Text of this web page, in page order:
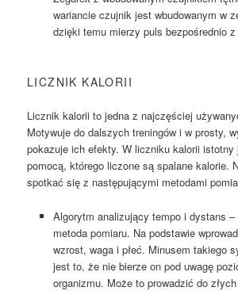
wariancie czujnik jest wbudowanym w
dzięki temu mierzy puls bezpośrednio
LICZNIK KALORII
Licznik kalorii to jedna z najczęściej
Motywuje do dalszych treningów i w prosty,
pokazuje ich efekty. W liczniku kalorii
pomocą, którego liczone są spalane kalorie.
spotkać się z następującymi metodami
Algorytm analizujący tempo i dystans
metoda pomiaru. Na podstawie
wzrost, waga i płeć. Minusem takiego
jest to, że nie bierze on pod uwagę
organizmu. Może to prowadzić do